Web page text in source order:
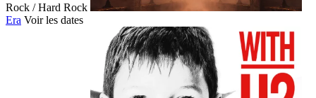
Rock / Hard Rock
Era Voir les dates